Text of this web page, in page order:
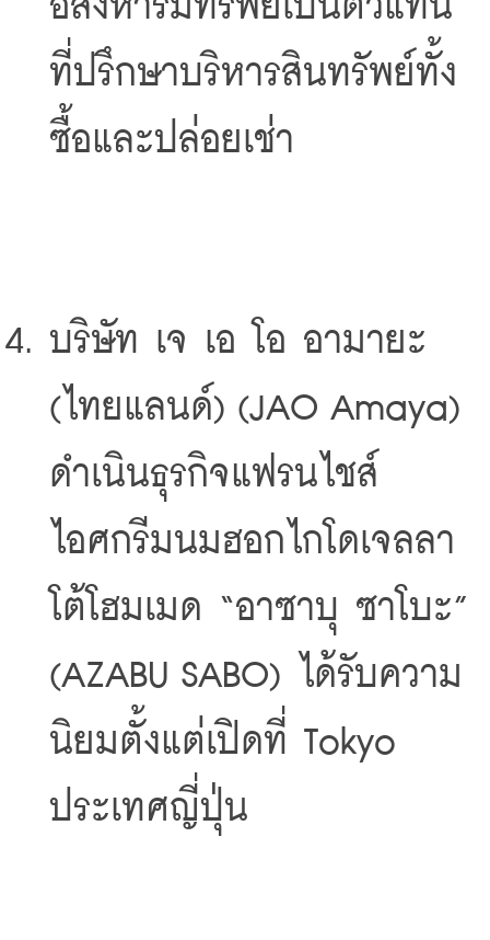
อสังหาริมทรัพย์เป็นตัวแทน
ที่ปรึกษาบริหารสินทรัพย์ทั้ง
ซื้อและปล่อยเช่า
บริษัท เจ เอ โอ อามายะ
(ไทยแลนด์) (JAO Amaya)
ดำเนินธุรกิจแฟรนไชส์
ไอศกรีมนมฮอกไกโดเจลลา
โต้โฮมเมด “อาซาบุ ซาโบะ”
(AZABU SABO) ได้รับความ
นิยมตั้งแต่เปิดที่ Tokyo
ประเทศญี่ปุ่น